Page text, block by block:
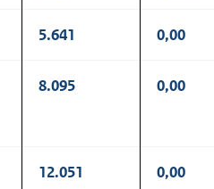
5.641 0,00
8.095 0,00
12.051 0,00